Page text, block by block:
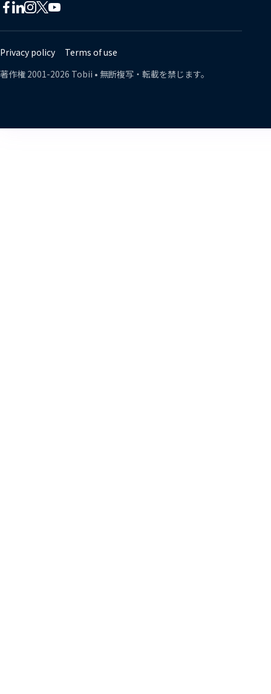
Tobii
Facebook
Tobii
Linkedin
Tobii
Instagram
Tobii
Twitter
Tobii
Youtube
Tobii
Lin
Privacy policy
Terms of use
著作権 2001-2026 Tobii • 無断複写・転載を禁じます。